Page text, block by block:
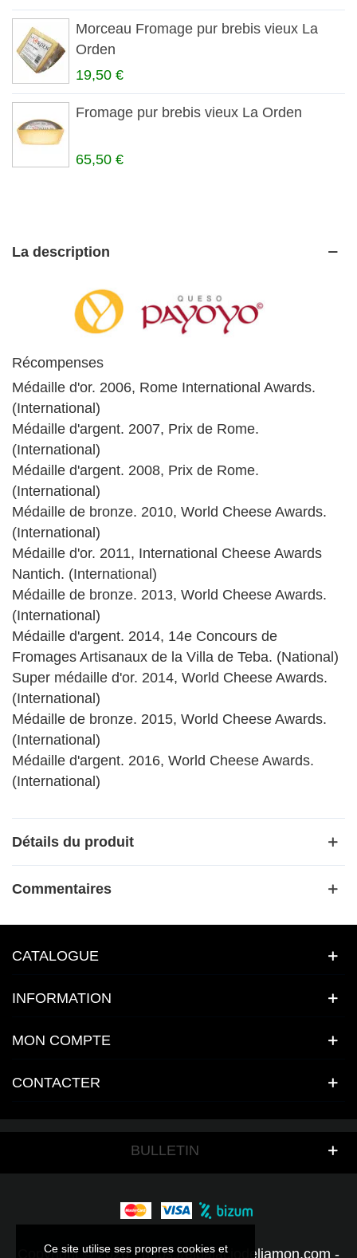
Ce site utilise ses propres cookies et
Morceau Fromage pur brebis vieux La
Orden
19,50 €
Fromage pur brebis vieux La Orden
65,50 €
La description
Récompenses
Médaille d'or. 2006, Rome International Awards.
(International)
Médaille d'argent. 2007, Prix de Rome.
(International)
Médaille d'argent. 2008, Prix de Rome.
(International)
Médaille de bronze. 2010, World Cheese Awards.
(International)
Médaille d'or. 2011, International Cheese Awards
Nantich. (International)
Médaille de bronze. 2013, World Cheese Awards.
(International)
Médaille d'argent. 2014, 14e Concours de
Fromages Artisanaux de la Villa de Teba. (National)
Super médaille d'or. 2014, World Cheese Awards.
(International)
Médaille de bronze. 2015, World Cheese Awards.
(International)
Médaille d'argent. 2016, World Cheese Awards.
(International)
Détails du produit
Commentaires
CATALOGUE
INFORMATION
MON COMPTE
CONTACTER
Ce site utilise ses propres cookies et
BULLETIN
Copyright © 2026 - https://elpalaciodeljamon.com -